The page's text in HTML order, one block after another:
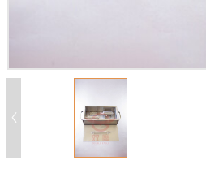
扫描微信二维码